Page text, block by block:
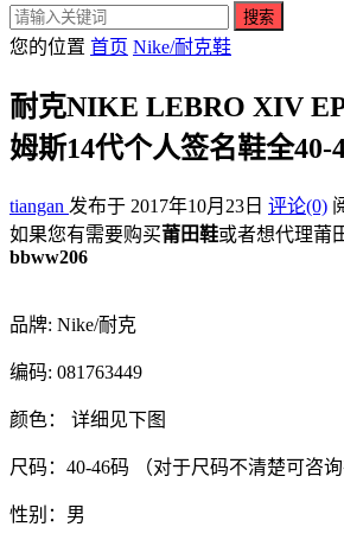
搜索
您的位置 首页 Nike/耐克鞋
耐克NIKE LEBRO XIV
姆斯14代个人签名鞋全40-
tiangan 发布于 2017年10月23日 评论(0)
如果您有需要购买莆田鞋或者想代理莆
bbww206
品牌: Nike/耐克
编码: 081763449
颜色： 详细见下图
尺码：40-46码 （对于尺码不清楚可咨询
性别：男